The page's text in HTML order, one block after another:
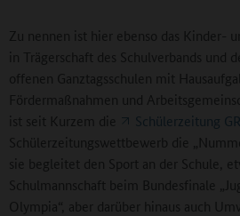
Zu nennen ist hier ebenso das Kinder-
in Trägerschaft des Schulverbands und
offenen Ganztagsschulen mit
Fördermaßnahmen und
ist seit Kurzem die
Schülerzeitung
Schülerzeitungswettbewerb die
sie begleitet den Sport an der Schule,
Schulmannschaft beim Bundesfinale
Olympia“, aber darüber hinaus auch